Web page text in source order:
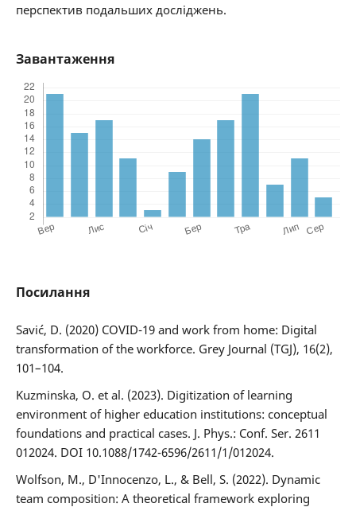
перспектив подальших досліджень.
Завантаження
Посилання
Savić, D. (2020) COVID-19 and work from home: Digital
transformation of the workforce. Grey Journal (TGJ), 16(2),
101–104.
Kuzminska, О. et al. (2023). Digitization of learning
environment of higher education institutions: conceptual
foundations and practical cases. J. Phys.: Conf. Ser. 2611
012024. DOI 10.1088/1742-6596/2611/1/012024.
Wolfson, M., D'Innocenzo, L., & Bell, S. (2022). Dynamic
team composition: A theoretical framework exploring